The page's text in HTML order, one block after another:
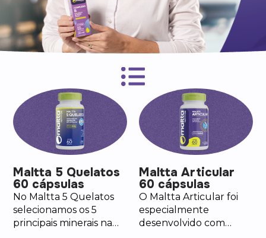
Maltta 5 Quelatos
60 cápsulas
No Maltta 5 Quelatos
selecionamos os 5
principais minerais na
Maltta Articular
60 cápsulas
O Maltta Articular foi
especialmente
desenvolvido com